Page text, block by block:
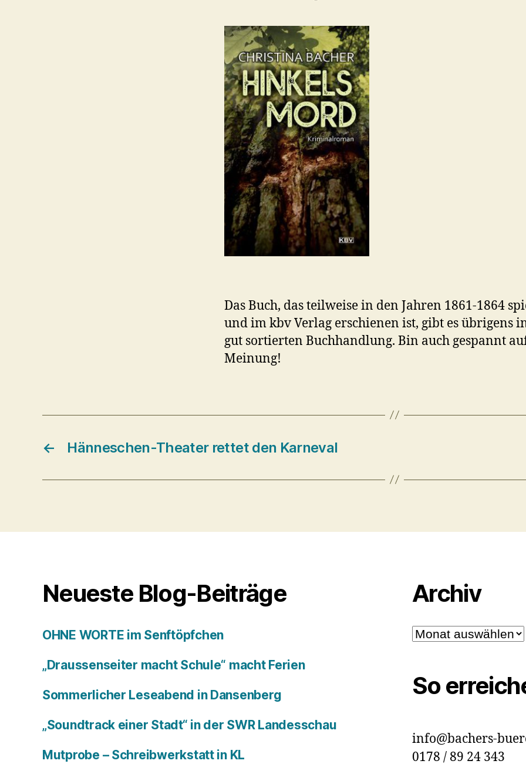
Das Buch, das teilweise in den Jahren 1861-1864
und im kbv Verlag erschienen ist, gibt es übrigens
gut sortierten Buchhandlung. Bin auch gespannt
Meinung!
← Hänneschen-Theater rettet den Karneval
Neueste Blog-Beiträge
OHNE WORTE im Senftöpfchen
„Draussenseiter macht Schule“ macht Ferien
Sommerlicher Leseabend in Dansenberg
„Soundtrack einer Stadt“ in der SWR Landesschau
Mutprobe – Schreibwerkstatt in KL
Archiv
Archiv
So
info@bachers-
0178 / 89 24 343